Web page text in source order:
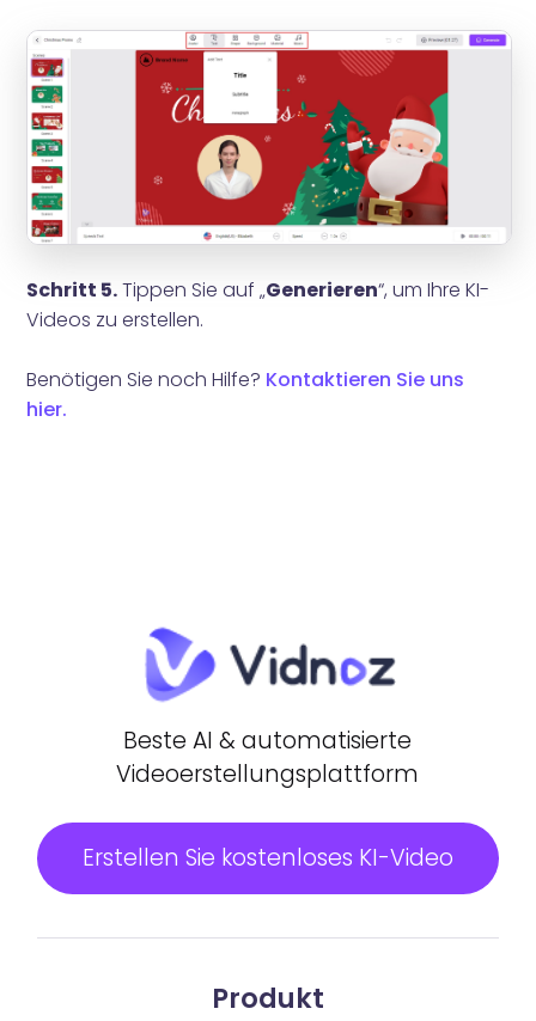
Schritt 5.Tippen Sie auf „Generieren“, um Ihre KI-
Videos zu erstellen.
Benötigen Sie noch Hilfe? Kontaktieren Sie uns
hier.
Beste AI & automatisierte
Videoerstellungsplattform
Erstellen Sie kostenloses KI-Video
Produkt